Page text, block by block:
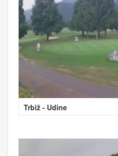
Trbiž - Udine